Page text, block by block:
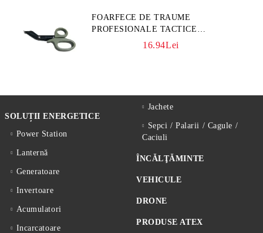
FOARFECE DE TRAUME
PROFESIONALE TACTICE
CULOARE KAKI16.94Lei
SOLUȚII ENERGETICE
Power Station
Lanternă
Generatoare
Invertoare
Acumulatori
Incarcatoare
Jachete
Sepci / Palarii / Cagule /
Caciuli
ÎNCĂLŢĂMINTE
VEHICULE
DRONE
PRODUSE ATEX